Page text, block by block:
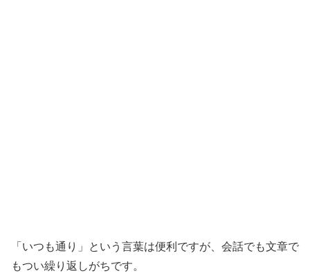
「いつも通り」という言葉は便利ですが、会話でも文章で
もつい繰り返しがちです。